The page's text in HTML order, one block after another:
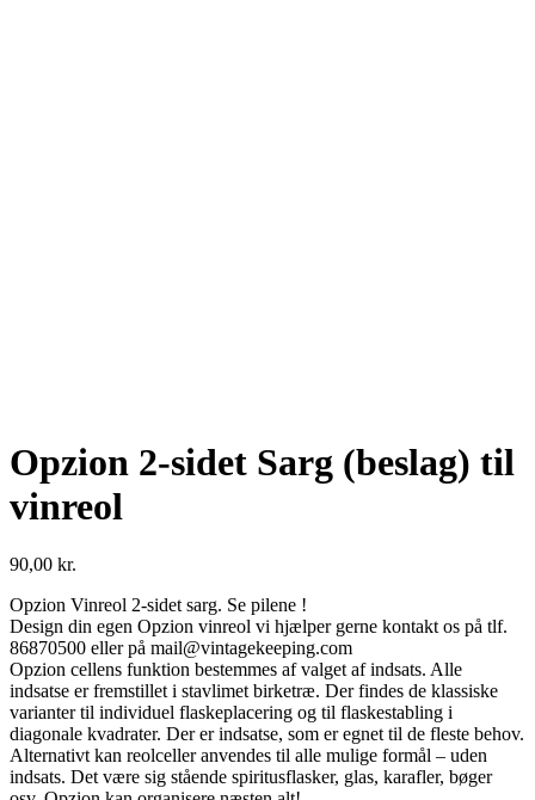
Opzion 2-sidet Sarg (beslag) til
vinreol
90,00 kr.
Opzion Vinreol 2-sidet sarg. Se pilene !
Design din egen Opzion vinreol vi hjælper gerne kontakt os på tlf.
86870500 eller på mail@vintagekeeping.com
Opzion cellens funktion bestemmes af valget af indsats. Alle
indsatse er fremstillet i stavlimet birketræ. Der findes de klassiske
varianter til individuel flaskeplacering og til flaskestabling i
diagonale kvadrater. Der er indsatse, som er egnet til de fleste behov.
Alternativt kan reolceller anvendes til alle mulige formål – uden
indsats. Det være sig stående spiritusflasker, glas, karafler, bøger